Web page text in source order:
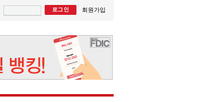
회원가입